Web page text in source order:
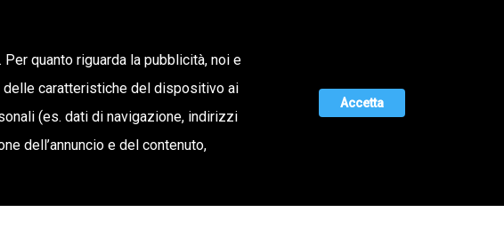
OFFERTA DI VALORE MAGAZINE UNISCITI A NOI
. Per quanto riguarda la pubblicità, noi e
caratteristiche del dispositivo ai
(es. dati di navigazione, indirizzi
dell’annuncio e del contenuto,
Accetta